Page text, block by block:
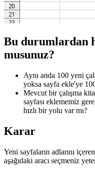
Bu durumlardan
musunuz?
Aynı anda 100 yeni
yoksa sayfa ekle'ye
Mevcut bir çalışma
sayfası eklememiz
hızlı bir yolu var mı?
Karar
Yeni sayfaların adlarını
aşağıdaki aracı seçmeniz